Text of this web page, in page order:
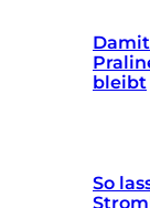
bleibt
So